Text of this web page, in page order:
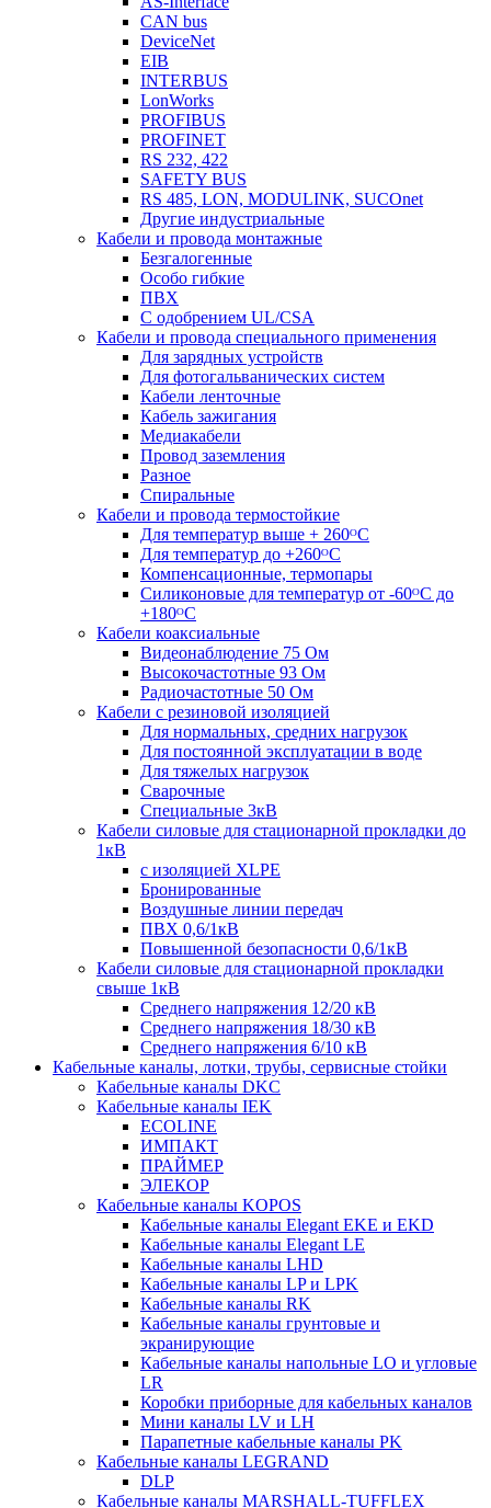
CAN bus
DeviceNet
EIB
INTERBUS
LonWorks
PROFIBUS
PROFINET
RS 232, 422
SAFETY BUS
RS 485, LON, MODULINK, SUCOnet
Другие индустриальные
Кабели и провода монтажные
Безгалогенные
Особо гибкие
ПВХ
С одобрением UL/CSA
Кабели и провода специального применения
Для зарядных устройств
Для фотогальванических систем
Кабели ленточные
Кабель зажигания
Медиакабели
Провод заземления
Разное
Спиральные
Кабели и провода термостойкие
Для температур выше + 260ᴼС
Для температур до +260ᴼС
Компенсационные, термопары
Силиконовые для температур от -60ᴼC до
+180ᴼС
Кабели коаксиальные
Видеонаблюдение 75 Ом
Высокочастотные 93 Ом
Радиочастотные 50 Ом
Кабели с резиновой изоляцией
Для нормальных, средних нагрузок
Для постоянной эксплуатации в воде
Для тяжелых нагрузок
Сварочные
Специальные 3кВ
Кабели силовые для стационарной прокладки до
1кВ
c изоляцией XLPE
Бронированные
Воздушные линии передач
ПВХ 0,6/1кВ
Повышенной безопасности 0,6/1кВ
Кабели силовые для стационарной прокладки
свыше 1кВ
Среднего напряжения 12/20 кВ
Среднего напряжения 18/30 кВ
Среднего напряжения 6/10 кВ
Кабельные каналы, лотки, трубы, сервисные стойки
Кабельные каналы DKC
Кабельные каналы IEK
ECOLINE
ИМПАКТ
ПРАЙМЕР
ЭЛЕКОР
Кабельные каналы KOPOS
Кабельные каналы Elegant EKE и EKD
Кабельные каналы Elegant LE
Кабельные каналы LHD
Кабельные каналы LP и LPK
Кабельные каналы RK
Кабельные каналы грунтовые и
экранирующие
Кабельные каналы напольные LO и угловые
LR
Коробки приборные для кабельных каналов
Мини каналы LV и LH
Парапетные кабельные каналы PK
Кабельные каналы LEGRAND
DLP
Кабельные каналы MARSHALL-TUFFLEX